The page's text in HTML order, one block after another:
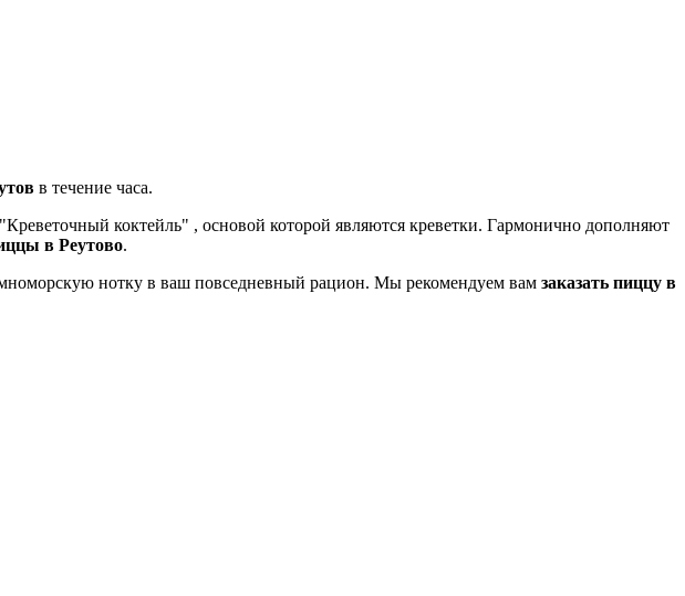
в течение часа.
коктейль" , основой которой являются креветки. Гармонично дополняют
в Реутово.
нотку в ваш повседневный рацион. Мы рекомендуем вам заказать пиццу в